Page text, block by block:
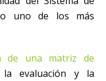
uno de los más
de una matriz de
la evaluación y la